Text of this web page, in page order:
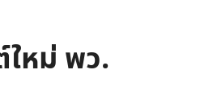
ใหม่ พว.